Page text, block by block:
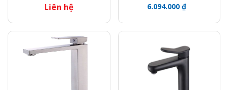
Liên hệ
6.094.000 ₫